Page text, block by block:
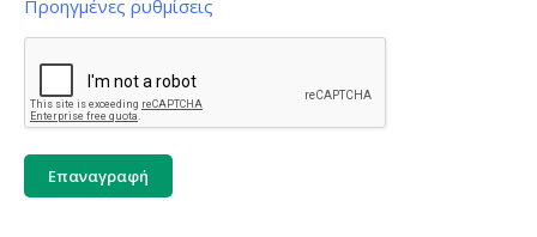
Προηγμένες ρυθμίσεις
Προσαρμοσμένο ύφος
Επαναγραφή